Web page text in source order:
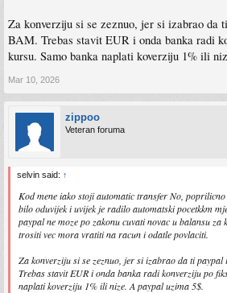
Za konverziju si se zeznuo, jer si izabrao da
BAM. Trebas stavit EUR i onda banka radi
kursu. Samo banka naplati koverziju 1% ili
Mar 10, 2026
zippoo
Veteran foruma
selvin said: ↑
Kod mene iako stoji automatic transfer No,
bilo oduvijek i uvijek je radilo automatski pocetkkm
paypal ne moze po zakonu cuvati novac u balansu
trositi vec mora vratiti na racun i odatle povlaciti.
Za konverziju si se zeznuo, jer si izabrao da ti
Trebas stavit EUR i onda banka radi konverziju po
naplati koverziju 1% ili nize. A paypal uzima 5$.